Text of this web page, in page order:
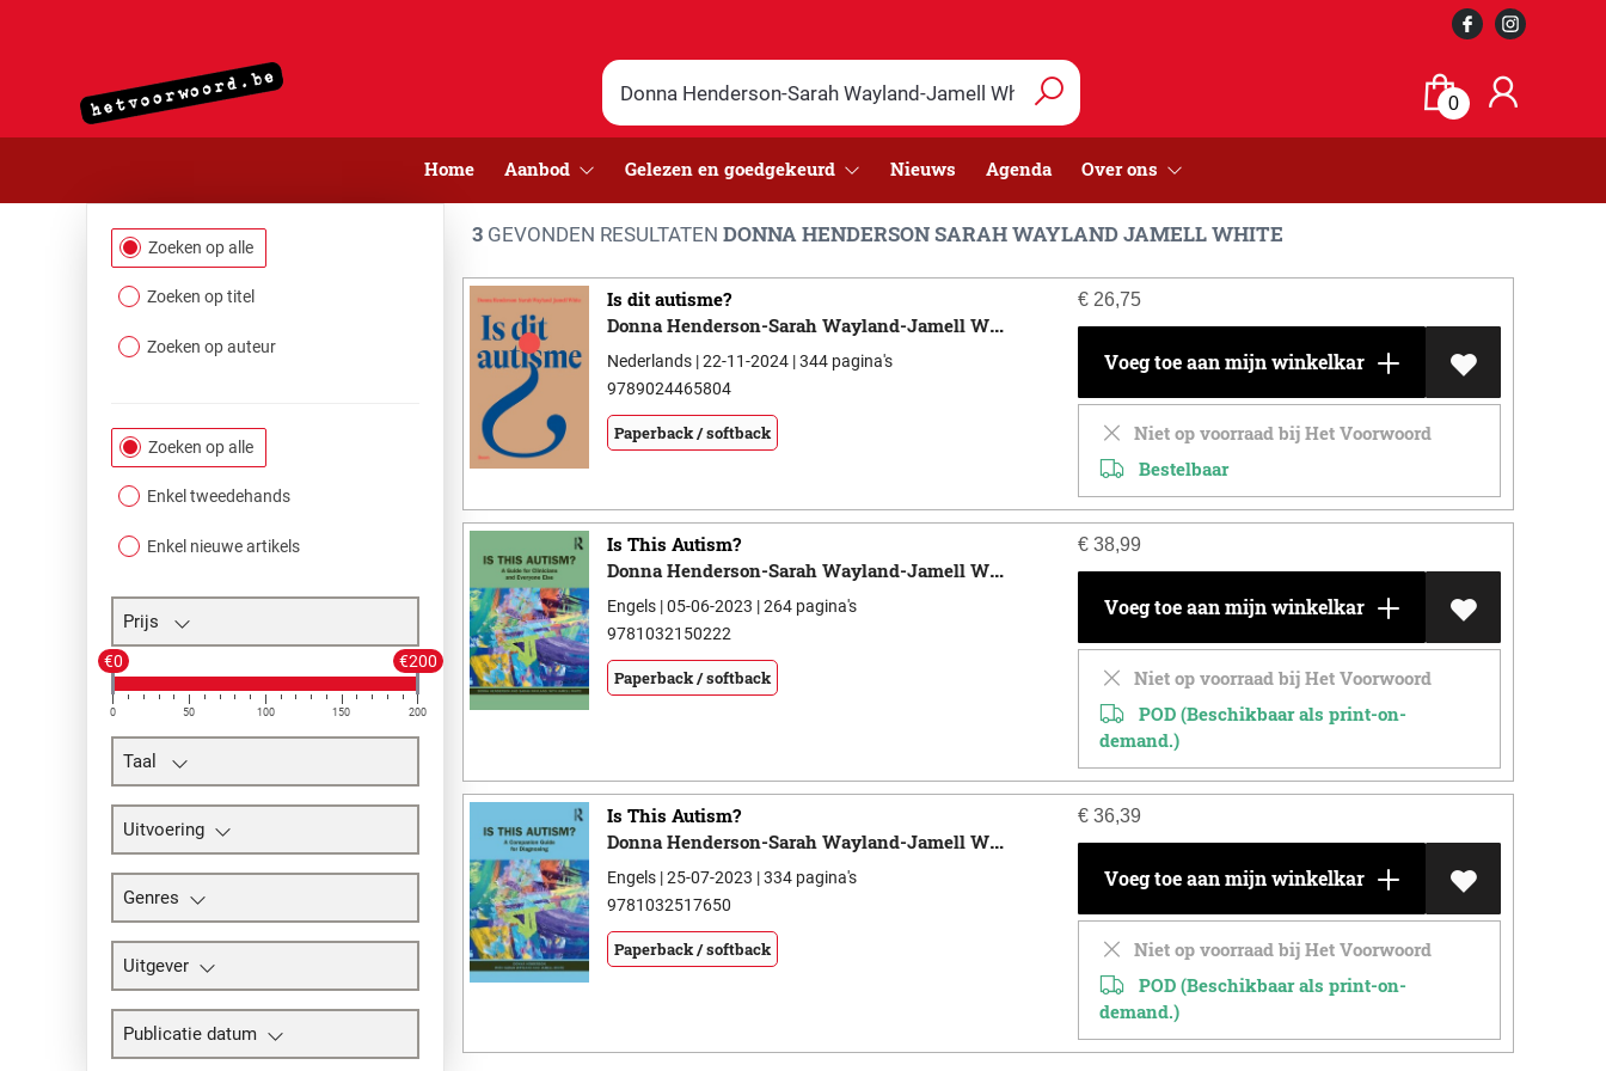
0
Home Aanbod Gelezen en goedgekeurd Nieuws Agenda Over ons
Filtersectie
Zoeken op alle
Zoeken op titel
Zoeken op auteur
Zoeken op alle
Enkel tweedehands
Enkel nieuwe artikels
Prijs
€0 €200
0 50 100 150 200
Taal
Uitvoering
Genres
Uitgever
Publicatie datum
3 GEVONDEN RESULTATEN DONNA HENDERSON SARAH WAYLAND JAMELL WHITE
Is dit autisme?
Donna Henderson-Sarah Wayland-Jamell White
Nederlands | 22-11-2024 | 344 pagina's
9789024465804
Paperback / softback
€ 26,75
Voeg toe aan mijn winkelkar
Niet op voorraad bij Het Voorwoord
Bestelbaar
Is This Autism?
Donna Henderson-Sarah Wayland-Jamell White
Engels | 05-06-2023 | 264 pagina's
9781032150222
Paperback / softback
€ 38,99
Voeg toe aan mijn winkelkar
Niet op voorraad bij Het Voorwoord
POD (Beschikbaar als print-on-
demand.)
Is This Autism?
Donna Henderson-Sarah Wayland-Jamell White
Engels | 25-07-2023 | 334 pagina's
9781032517650
Paperback / softback
€ 36,39
Voeg toe aan mijn winkelkar
Niet op voorraad bij Het Voorwoord
POD (Beschikbaar als print-on-
demand.)